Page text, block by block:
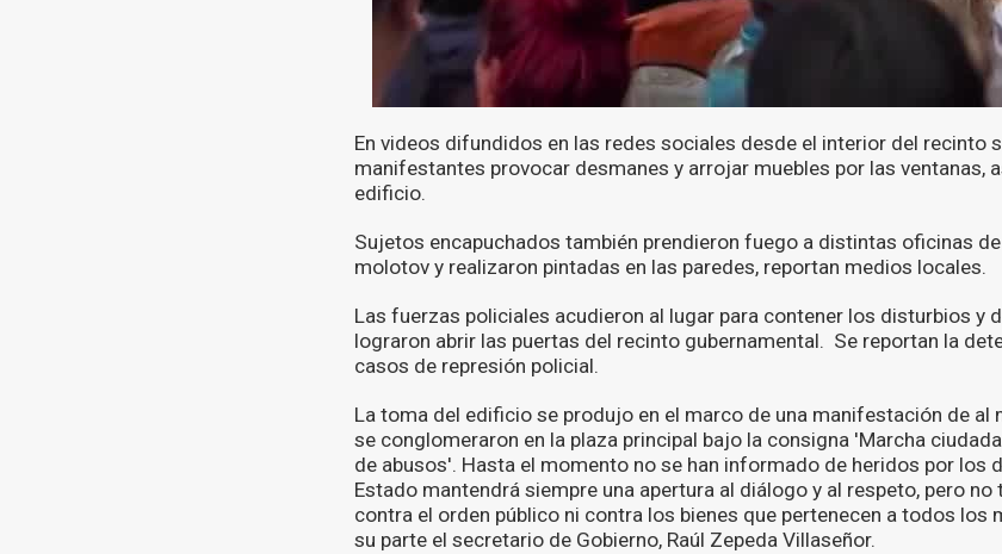
En videos difundidos en las redes sociales desde el interior del recinto
manifestantes provocar desmanes y arrojar muebles por las ventanas,
edificio.
Sujetos encapuchados también prendieron fuego a distintas oficinas
molotov y realizaron pintadas en las paredes, reportan medios locales.
Las fuerzas policiales acudieron al lugar para contener los disturbios y
lograron abrir las puertas del recinto gubernamental. Se reportan la
casos de represión policial.
La toma del edificio se produjo en el marco de una manifestación de al
se conglomeraron en la plaza principal bajo la consigna 'Marcha
de abusos'. Hasta el momento no se han informado de heridos por los
Estado mantendrá siempre una apertura al diálogo y al respeto, pero
contra el orden público ni contra los bienes que pertenecen a todos los
su parte el secretario de Gobierno, Raúl Zepeda Villaseñor.